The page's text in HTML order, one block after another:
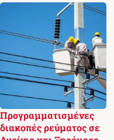
Προγραμματισμένες
διακοπές ρεύματος σε